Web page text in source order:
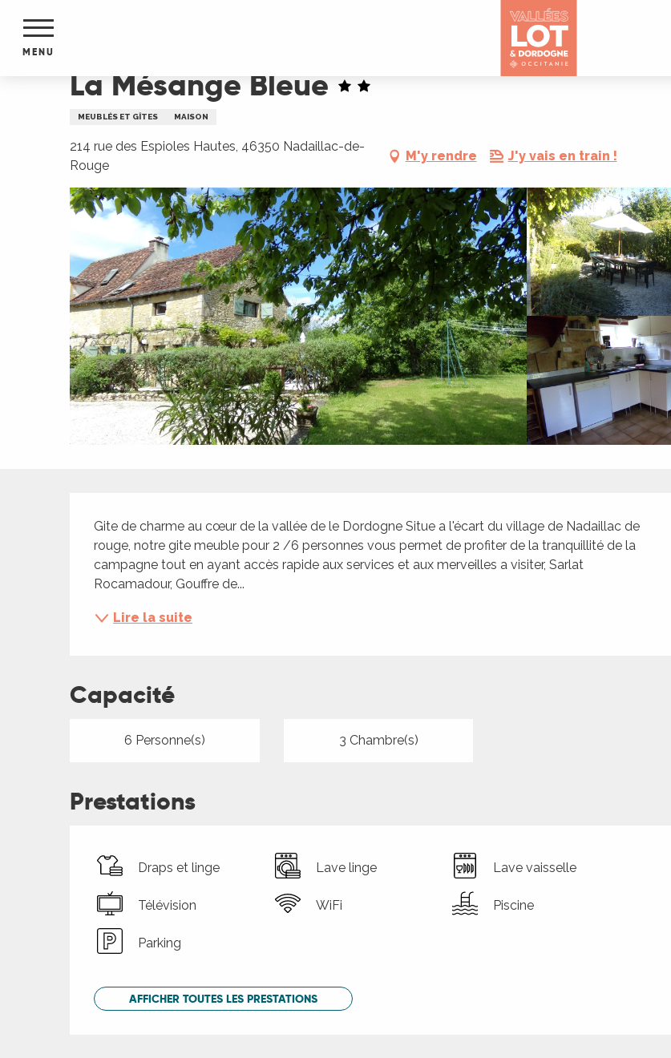
contenu
MENU
La Mésange Bleue
MEUBLÉS ET GÎTES MAISON
214 rue des Espioles Hautes, 46350 Nadaillac-de-
Rouge
M'y rendre J'y vais en train !
Description
Gite de charme au cœur de la vallée de le Dordogne Situe a l'écart du village de Nadaillac de
rouge, notre gite meuble pour 2 /6 personnes vous permet de profiter de la tranquillité de la
campagne tout en ayant accès rapide aux services et aux merveilles a visiter, Sarlat
Rocamadour, Gouffre de...
Lire la suite
Capacité
6 Personne(s) 3 Chambre(s)
Prestations
Draps et linge Lave linge Lave vaisselle
Télévision WiFi Piscine
Parking
AFFICHER TOUTES LES PRESTATIONS